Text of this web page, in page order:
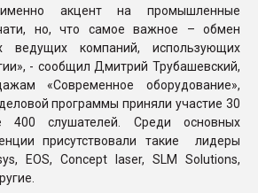
акцент на промышленные
но, что самое важное – обмен
ведущих компаний, использующих
- сообщил Дмитрий Трубашевский,
«Современное оборудование»,
программы приняли участие 30
400 слушателей. Среди основных
присутствовали такие лидеры
EOS, Concept laser, SLM Solutions,